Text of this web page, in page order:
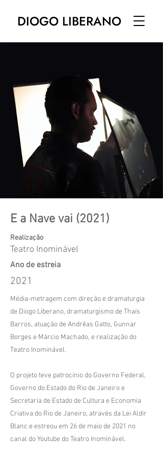
DIOGO LIBERANO
E a Nave vai (2021)
Realização
Teatro Inominável
Ano de estreia
2021
Média-metragem com direção e dramaturgia
de Diogo Liberano, dramaturgismo de Thaís
Barros, atuação de Andrêas Gatto, Gunnar
Borges e Márcio Machado, e realização do
Teatro Inominável.
O projeto teve patrocínio do Governo Federal,
Governo do Estado do Rio de Janeiro e
Secretaria de Estado de Cultura e Economia
Criativa do Rio de Janeiro, através da Lei Aldir
Blanc e estreou em 26 de maio de 2021 no
canal do Youtube do Teatro Inominável.